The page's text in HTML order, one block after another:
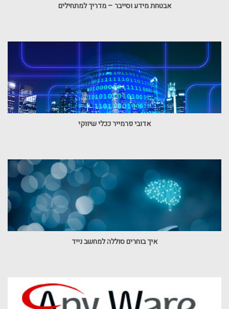
אבטחת מידע וסייבר – מדריך למתחילים
אדובי פרמייר ככלי שיווקי
איך בוחרים סוללה למחשב נייד